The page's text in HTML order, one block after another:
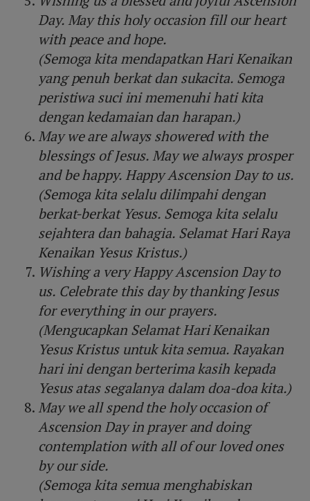
Day. May this holy occasion fill our heart
with peace and hope.
(Semoga kita mendapatkan Hari Kenaikan
yang penuh berkat dan sukacita. Semoga
peristiwa suci ini memenuhi hati kita
dengan kedamaian dan harapan.)
May we are always showered with the
blessings of Jesus. May we always prosper
and be happy. Happy Ascension Day to us.
(Semoga kita selalu dilimpahi dengan
berkat-berkat Yesus. Semoga kita selalu
sejahtera dan bahagia. Selamat Hari Raya
Kenaikan Yesus Kristus.)
Wishing a very Happy Ascension Day to
us. Celebrate this day by thanking Jesus
for everything in our prayers.
(Mengucapkan Selamat Hari Kenaikan
Yesus Kristus untuk kita semua. Rayakan
hari ini dengan berterima kasih kepada
Yesus atas segalanya dalam doa-doa kita.)
May we all spend the holy occasion of
Ascension Day in prayer and doing
contemplation with all of our loved ones
by our side.
(Semoga kita semua menghabiskan